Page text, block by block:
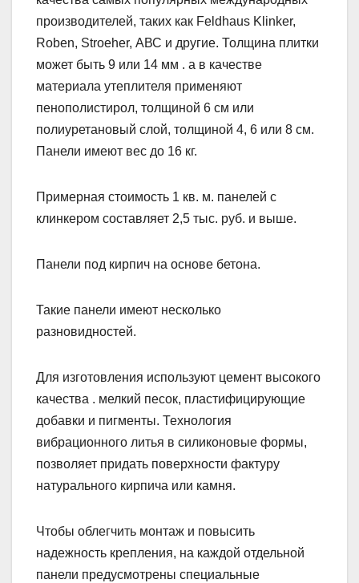
производителей, таких как Feldhaus Klinker,
Roben, Stroеher, АВС и другие. Толщина плитки
может быть 9 или 14 мм . а в качестве
материала утеплителя применяют
пенополистирол, толщиной 6 см или
полиуретановый слой, толщиной 4, 6 или 8 см.
Панели имеют вес до 16 кг.
Примерная стоимость 1 кв. м. панелей с
клинкером составляет 2,5 тыс. руб. и выше.
Панели под кирпич на основе бетона.
Такие панели имеют несколько
разновидностей.
Для изготовления используют цемент высокого
качества . мелкий песок, пластифицирующие
добавки и пигменты. Технология
вибрационного литья в силиконовые формы,
позволяет придать поверхности фактуру
натурального кирпича или камня.
Чтобы облегчить монтаж и повысить
надежность крепления, на каждой отдельной
панели предусмотрены специальные